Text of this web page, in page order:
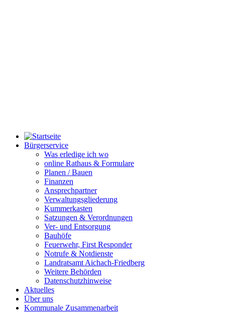
Bürgerservice
Was erledige ich wo
online Rathaus & Formulare
Planen / Bauen
Finanzen
Ansprechpartner
Verwaltungsgliederung
Kummerkasten
Satzungen & Verordnungen
Ver- und Entsorgung
Bauhöfe
Feuerwehr, First Responder
Notrufe & Notdienste
Landratsamt Aichach-Friedberg
Weitere Behörden
Datenschutzhinweise
Aktuelles
Über uns
Kommunale Zusammenarbeit